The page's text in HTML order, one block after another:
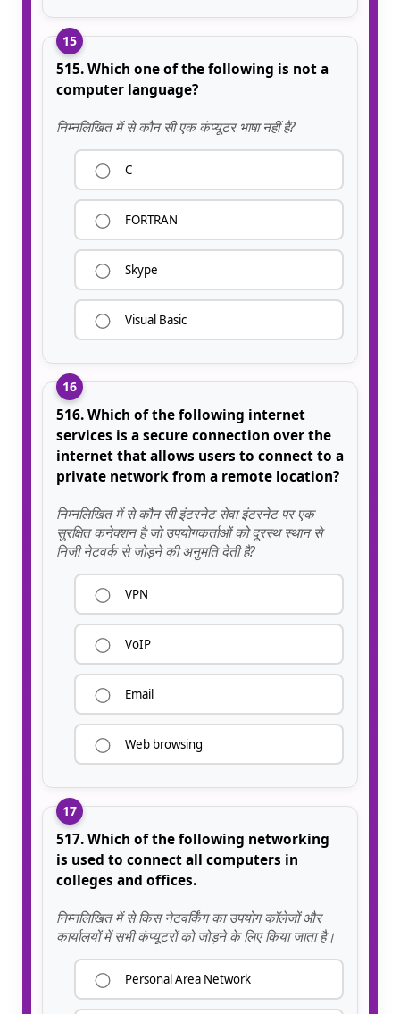
15
515. Which one of the following is not a
computer language?
निम्नलिखित में से कौन सी एक कंप्यूटर भाषा नहीं है?
C
FORTRAN
Skype
Visual Basic
16
516. Which of the following internet
services is a secure connection over the
internet that allows users to connect to a
private network from a remote location?
निम्नलिखित में से कौन सी इंटरनेट सेवा इंटरनेट पर एक
सुरक्षित कनेक्शन है जो उपयोगकर्ताओं को दूरस्थ स्थान से
निजी नेटवर्क से जोड़ने की अनुमति देती है?
VPN
VoIP
Email
Web browsing
17
517. Which of the following networking
is used to connect all computers in
colleges and offices.
निम्नलिखित में से किस नेटवर्किंग का उपयोग कॉलेजों और
कार्यालयों में सभी कंप्यूटरों को जोड़ने के लिए किया जाता है।
Personal Area Network